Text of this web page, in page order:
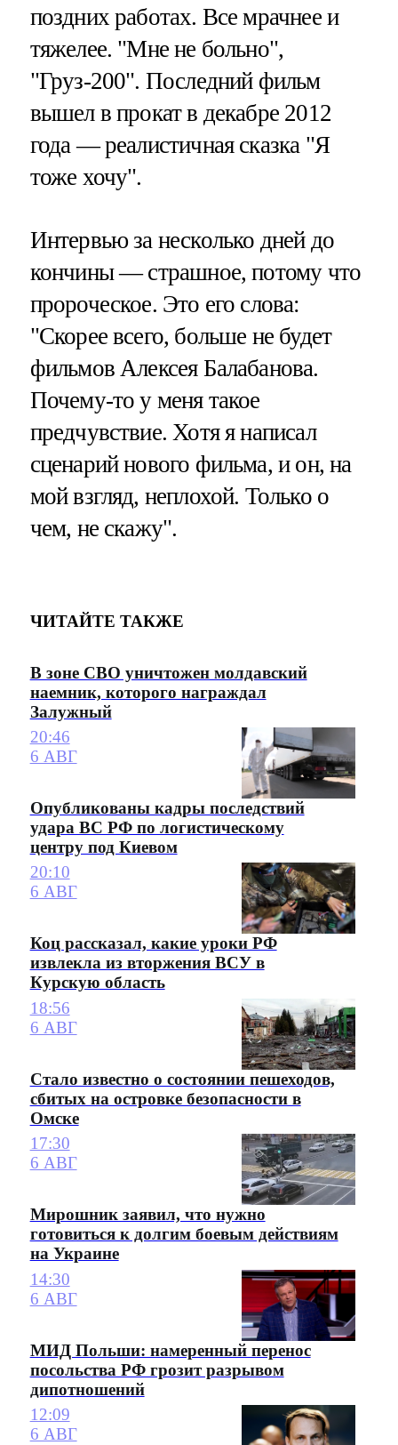
поздних работах. Все мрачнее и
тяжелее. "Мне не больно",
"Груз-200". Последний фильм
вышел в прокат в декабре 2012
года — реалистичная сказка "Я
тоже хочу".
Интервью за несколько дней до
кончины — страшное, потому что
пророческое. Это его слова:
"Скорее всего, больше не будет
фильмов Алексея Балабанова.
Почему-то у меня такое
предчувствие. Хотя я написал
сценарий нового фильма, и он, на
мой взгляд, неплохой. Только о
чем, не скажу".
ЧИТАЙТЕ ТАКЖЕ
В зоне СВО уничтожен молдавский
наемник, которого награждал
Залужный
20:46
6 АВГ
Опубликованы кадры последствий
удара ВС РФ по логистическому
центру под Киевом
20:10
6 АВГ
Коц рассказал, какие уроки РФ
извлекла из вторжения ВСУ в
Курскую область
18:56
6 АВГ
Стало известно о состоянии пешеходов,
сбитых на островке безопасности в
Омске
17:30
6 АВГ
Мирошник заявил, что нужно
готовиться к долгим боевым действиям
на Украине
14:30
6 АВГ
МИД Польши: намеренный перенос
посольства РФ грозит разрывом
дипотношений
12:09
6 АВГ